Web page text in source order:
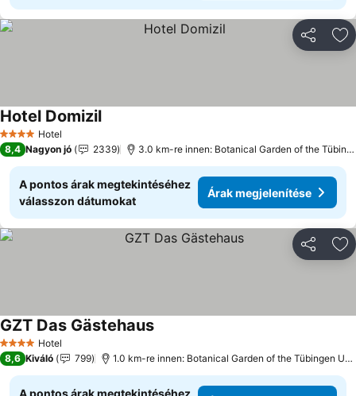
4 KategóriaHotel
Hotel Domizil
8,4 Nagyon jó 2339 3.0 km-re innen: Botanical Garden of the Tübingen University
A pontos árak megtekintéséhez
válasszon dátumokat
Árak megjelenítése
4 KategóriaHotel
GZT Das Gästehaus
8,6 Kiváló 799 1.0 km-re innen: Botanical Garden of the Tübingen University
A pontos árak megtekintéséhez